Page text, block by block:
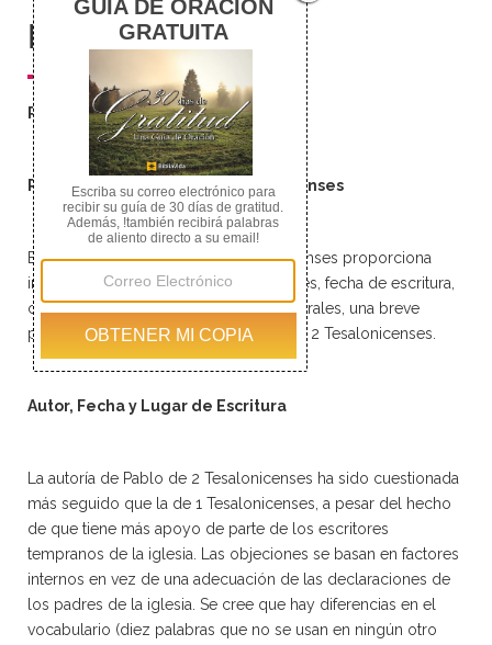
Resumen
Resumen
Resumen del Libro de 2 Tesalonicenses
Este resumen del libro de 2 Tesalonicenses proporciona
información acerca del título, los autores, fecha de escritura,
cronología, temas, teología, ideas generales, una breve
perspectiva y los capítulos del libro de 2 Tesalonicenses.
Autor, Fecha y Lugar de Escritura
La autoría de Pablo de 2 Tesalonicenses ha sido cuestionada
más seguido que la de 1 Tesalonicenses, a pesar del hecho
de que tiene más apoyo de parte de los escritores
tempranos de la iglesia. Las objeciones se basan en factores
internos en vez de una adecuación de las declaraciones de
los padres de la iglesia. Se cree que hay diferencias en el
vocabulario (diez palabras que no se usan en ningún otro